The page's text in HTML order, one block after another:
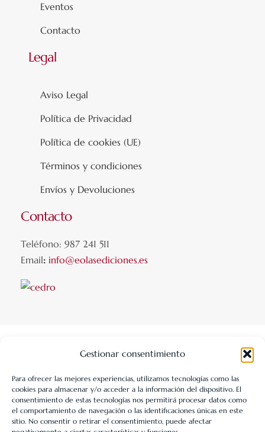
Gestionar consentimiento
Para ofrecer las mejores experiencias, utilizamos tecnologías como las
cookies para almacenar y/o acceder a la información del dispositivo. El
consentimiento de estas tecnologías nos permitirá procesar datos como
el comportamiento de navegación o las identificaciones únicas en este
sitio. No consentir o retirar el consentimiento, puede afectar
Eventos
Contacto
Legal
Aviso Legal
Política de Privacidad
Política de cookies (UE)
Términos y condiciones
Envíos y Devoluciones
Contacto
Teléfono: 987 241 511
Email: info@eolasediciones.es
LIBRERÍA UNIVERSITARIA LEÓN 1980 SLL ha sido beneficiaria
de Fondos Europeos, cuyo objetivo es la mejora de la
competitividad de las PYMES, y gracias al cual ha puesto en